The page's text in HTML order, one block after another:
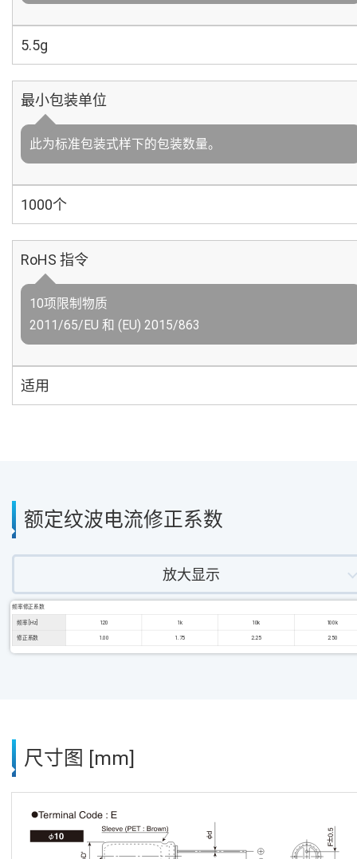
5.5g
最小包装单位
此为标准包装式样下的包装数量。
1000个
RoHS 指令
10项限制物质
2011/65/EU 和 (EU) 2015/863
适用
额定纹波电流修正系数
放大显示
频率修正系数
频率 [Hz] 120 1k 10k 100k
修正系数 1.00 1.75 2.25 2.50
尺寸图 [mm]